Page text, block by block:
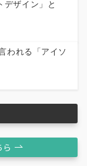
デザイン」と
われる「アイソ